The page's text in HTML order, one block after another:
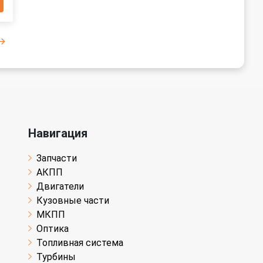
Навигация
Запчасти
АКПП
Двигатели
Кузовные части
МКПП
Оптика
Топливная система
Турбины